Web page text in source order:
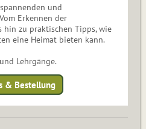
und
Erkennen der
zu praktischen Tipps, wie
eine Heimat bieten kann.
Lehrgänge.
& Bestellung